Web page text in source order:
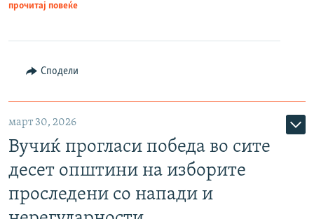
прочитај повеќе
Сподели
март 30, 2026
Вучиќ прогласи победа во сите
десет општини на изборите
проследени со напади и